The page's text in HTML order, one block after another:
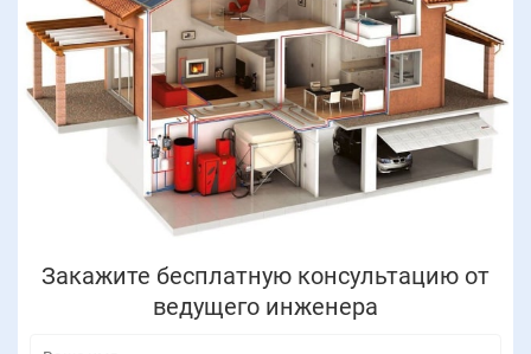
Закажите бесплатную консультацию от
ведущего инженера